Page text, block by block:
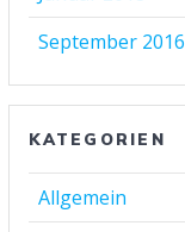
September 2016
KATEGORIEN
Allgemein